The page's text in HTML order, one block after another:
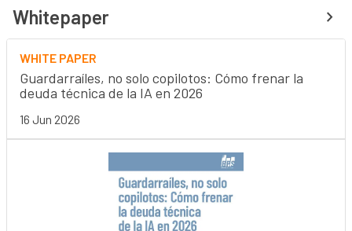
Whitepaper
WHITE PAPER
Guardarraíles, no solo copilotos: Cómo frenar la
deuda técnica de la IA en 2026
16 Jun 2026